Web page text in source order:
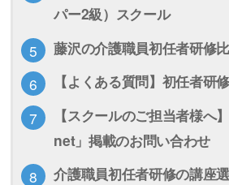
パー2級）スクール
藤沢の介護職員初任者研修
【よくある質問】初任者研
【スクールのご担当者様へ
net」掲載のお問い合わせ
介護職員初任者研修の講座